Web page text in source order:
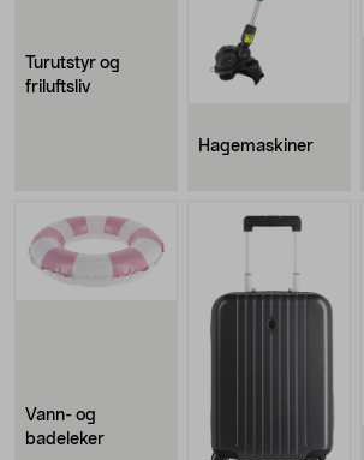
Turutstyr og
friluftsliv
Hagemaskiner
Vann- og
badeleker